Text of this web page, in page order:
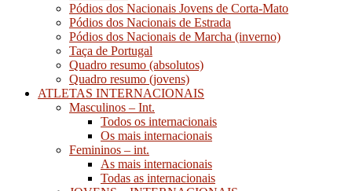
Pódios dos Nacionais Jovens de Corta-Mato
Pódios dos Nacionais de Estrada
Pódios dos Nacionais de Marcha (inverno)
Taça de Portugal
Quadro resumo (absolutos)
Quadro resumo (jovens)
ATLETAS INTERNACIONAIS
Masculinos – Int.
Todos os internacionais
Os mais internacionais
Femininos – int.
As mais internacionais
Todas as internacionais